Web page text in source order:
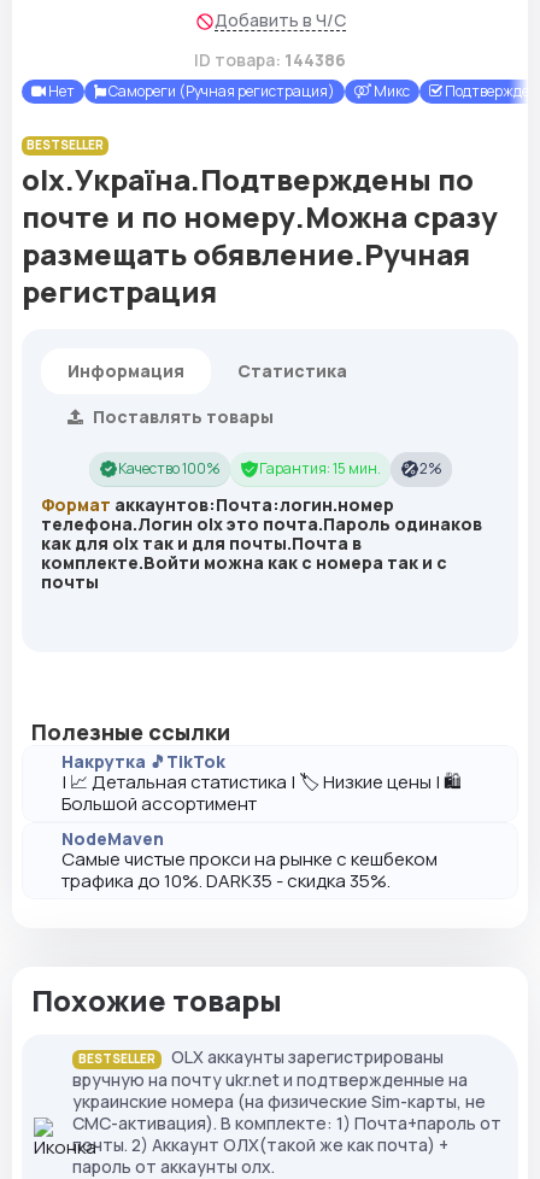
Добавить в Ч/С
ID товара: 144386
Нет Самореги (Ручная регистрация) Микс
BESTSELLER
olx.Україна.Подтверждены по
почте и по номеру.Можна сразу
размещать обявление.Ручная
регистрация
Информация
Статистика
Поставлять товары
Качество 100% Гарантия: 15 мин. 2%
Формат аккаунтов:Почта:логин.номер
телефона.Логин olx это почта.Пароль одинаков
как для оlx так и для почты.Почта в
комплекте.Войти можна как с номера так и с
почты
Полезные ссылки
Накрутка 🎵TikTok
| 📈 Детальная статистика | 🏷️ Низкие цены | 🛍️
Большой ассортимент
NodeMaven
Самые чистые прокси на рынке с кешбеком
трафика до 10%. DARK35 - скидка 35%.
Похожие товары
BESTSELLER
OLX аккаунты зарегистрированы
вручную на почту ukr.net и подтвержденные на
украинские номера (на физические Sim-карты, не
СМС-активация). В комплекте: 1) Почта+пароль от
почты. 2) Аккаунт ОЛХ(такой же как почта) +
пароль от аккаунты олх.